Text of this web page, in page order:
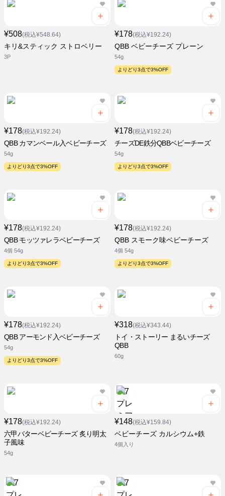
¥508(税込¥548.64)
キリ&スティック ストロベリー
3P
¥178(税込¥192.24)
QBB ベビーチーズ プレーン
54g
よりどり3点で3%OFF
¥178(税込¥192.24)
QBB カマンベール入ベビーチーズ
54g
よりどり3点で3%OFF
¥178(税込¥192.24)
チーズDE鉄分QBBベビーチーズ
54g
よりどり3点で3%OFF
¥178(税込¥192.24)
QBB モッツァレラベビーチーズ
4個 54g
よりどり3点で3%OFF
¥178(税込¥192.24)
QBB スモーク味ベビーチーズ
4個 54g
よりどり3点で3%OFF
¥178(税込¥192.24)
QBB アーモンド入ベビーチーズ
54g
よりどり3点で3%OFF
¥318(税込¥343.44)
トイ・ストーリー まるいチーズ
QBB
60g
¥178(税込¥192.24)
六甲バターベビーチーズ 炙り明太
子風味
54g
¥148(税込¥159.84)
ベビーチーズ カルシウム+鉄
4個入り